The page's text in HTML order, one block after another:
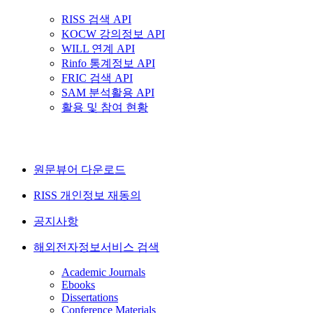
RISS 검색 API
KOCW 강의정보 API
WILL 연계 API
Rinfo 통계정보 API
FRIC 검색 API
SAM 분석활용 API
활용 및 참여 현황
원문뷰어 다운로드
RISS 개인정보 재동의
공지사항
해외전자정보서비스 검색
Academic Journals
Ebooks
Dissertations
Conference Materials